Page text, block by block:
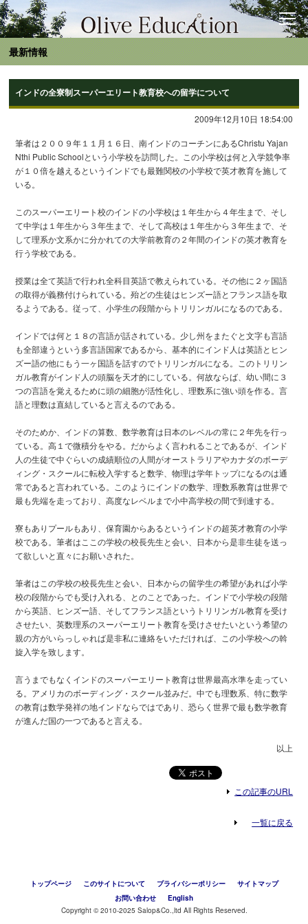
最新情報
インドの全寮制スーパーエリート教育校への留学について
2009年12月10日 18:54:00
筆者は２００９年１１月１６日、南インドのコーチンにあるChristu Yajan
Nthi Public Schoolという小学校を訪問した。この小学校は何と入学競争率
が１０倍を越えるというインドでも最難関校の小学校で英才教育を施して
いる。
このスーパーエリート校のインドの小学校は１年生から４年生まで、そし
て中学は１年生から３年生まで、そして高校は１年生から３年生まで、そ
して理系か文系かに分かれての大学前教育の２年間のインドの英才教育を
行う学校である。
授業は全て英語で行われ全科目英語で教えられている。その他に２ヶ国語
の取得が義務付けられている。殆どの生徒はヒンズー語とフランス語を取
るようである。従って、小学生の段階からトリリンガルになるのである。
インドでは何と１８の言語が話されている。少し州をまたぐと文字も言語
も全部違うという多言語国家であるから、基本的にインド人は英語とヒン
ズー語の他にもう一ヶ国語を話すのでトリリンガルになる。このトリリン
ガル教育がインド人の頭脳を天才的にしている。何故ならば、幼い間に３
つの言語を覚えるために頭の細胞が活性化し、理数系に強い頭を作る。言
語と理数は直結していると言えるのである。
そのためか、インドの算数、数学教育は日本のレベルの常に２年先を行っ
ている。高１で微積分をやる。だからよく言われることであるが、インド
人の生徒で中ぐらいの成績順位の人間がオーストラリアやカナダのボーデ
ィング・スクールに転校入学すると数学、物理は学年トップになるのは通
常であると言われている。このようにインドの数学、理数系教育は世界で
最も先端を走っており、高度なレベルまで小中高学校の間で到達する。
寮もありプールもあり、保育園からあるというインドの超英才教育の小学
校である。筆者はここの学校の校長先生と会い、日本から是非生徒を送っ
て欲しいと直々にお願いされた。
筆者はこの学校の校長先生と会い、日本からの留学生の希望があれば小学
校の段階からでも受け入れる、とのことであった。インドで小学校の段階
から英語、ヒンズー語、そしてフランス語というトリリンガル教育を受け
させたい、英数理系のスーパーエリート教育を受けさせたいという希望の
親の方がいらっしゃれば是非私に連絡をいただければ、この小学校への斡
旋入学を致します。
言うまでもなくインドのスーパーエリート教育は世界最高水準を走ってい
る。アメリカのボーディング・スクール並みだ。中でも理数系、特に数学
の教育は数学発祥の地インドならではであり、恐らく世界で最も数学教育
が進んだ国の一つであると言える。
以上
この記事のURL
一覧に戻る
トップページ このサイトについて プライバシーポリシー
サイトマップ
お問い合わせ
English
Copyright © 2010-2025 Salop&Co.,ltd All Rights Reserved.